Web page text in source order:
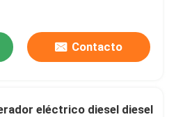
Contacto
eléctrico diesel diesel